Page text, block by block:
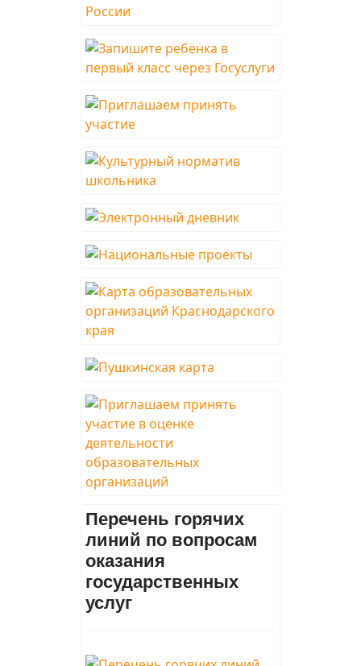
Перечень горячих
линий по вопросам
оказания
государственных
услуг